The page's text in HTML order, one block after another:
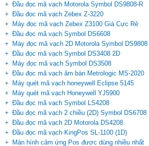
Công nghệ màn hình : Đèn hút
Đầu đọc mã vạch Motorola Symbol DS9808-R
Đầu đọc mã vạch Zebex Z-3220
Máy đọc mã vạch Zebex Z3100 Giá Cực Rẻ
Đầu đọc mã vạch Symbol DS6608
Máy đọc mã vạch 2D Motorola Symbol DS9808
Đầu đọc mã vạch Symbol DS3408 2D
Máy đọc mã vạch Symbol DS3508
Đầu đọc mã vạch âm bàn Metrologic MS-2020
Máy quét mã vạch honeywell Eclipse 5145
Máy quét mã vạch Honeywell YJ5900
Đầu đọc mã vạch Symbol LS4208
Đầu đọc mã vạch 2 chiều (2D) Symbol DS6708
Đầu đọc mã vạch 2D Motorola DS4208
Đầu đọc mã vạch KingPos SL-1100 (1D)
Màn hình cảm ứng Pos được dùng nhiều nhất